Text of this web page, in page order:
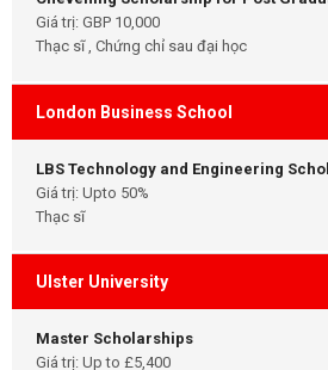
Giá trị: GBP 10,000
Thạc sĩ , Chứng chỉ sau đại học
London Business School
LBS Technology and Engineering
Giá trị: Upto 50%
Thạc sĩ
Ulster University
Master Scholarships
Giá trị: Up to £5,400